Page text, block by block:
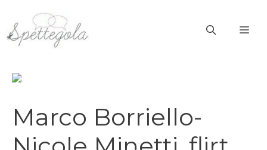
contenuto
Marco Borriello-